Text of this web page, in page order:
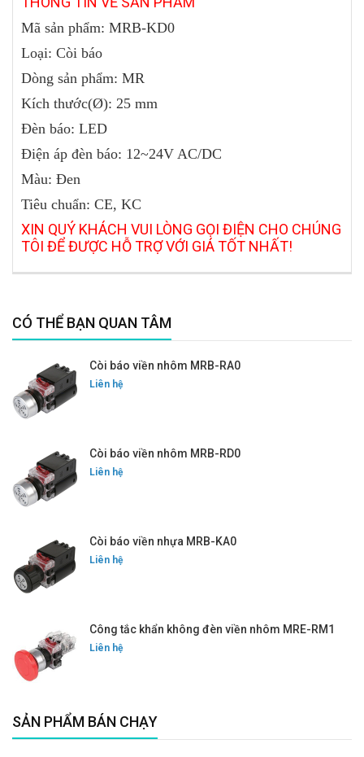
Mã sản phẩm: MRB-KD0
Loại: Còi báo
Dòng sản phẩm: MR
Kích thước(Ø): 25 mm
Đèn báo: LED
Điện áp đèn báo: 12~24V AC/DC
Màu: Đen
Tiêu chuẩn: CE, KC
XIN QUÝ KHÁCH VUI LÒNG GỌI ĐIỆN CHO CHÚNG
TÔI ĐỂ ĐƯỢC HỖ TRỢ VỚI GIÁ TỐT NHẤT!
CÓ THỂ BẠN QUAN TÂM
Còi báo viền nhôm MRB-RA0
Liên hệ
Còi báo viền nhôm MRB-RD0
Liên hệ
Còi báo viền nhựa MRB-KA0
Liên hệ
Công tắc khẩn không đèn viền nhôm MRE-RM1
Liên hệ
SẢN PHẨM BÁN CHẠY